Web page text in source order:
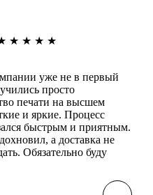
★ ★ ★ ★
уже не в первый
просто
печати на высшем
и яркие. Процесс
быстрым и приятным.
а доставка не
Обязательно буду